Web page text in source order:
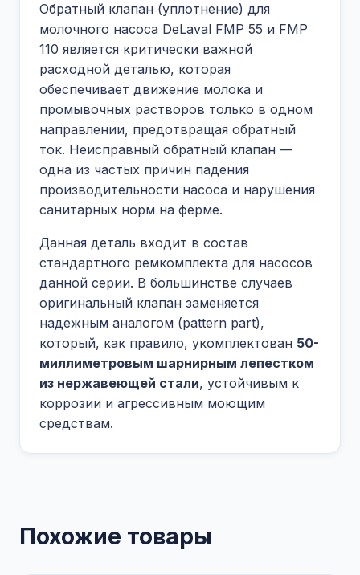
Обратный клапан (уплотнение) для
молочного насоса DeLaval FMP 55 и FMP
110 является критически важной
расходной деталью, которая
обеспечивает движение молока и
промывочных растворов только в одном
направлении, предотвращая обратный
ток. Неисправный обратный клапан —
одна из частых причин падения
производительности насоса и нарушения
санитарных норм на ферме.
Данная деталь входит в состав
стандартного ремкомплекта для насосов
данной серии. В большинстве случаев
оригинальный клапан заменяется
надежным аналогом (pattern part),
который, как правило, укомплектован 50-
миллиметровым шарнирным лепестком
из нержавеющей стали, устойчивым к
коррозии и агрессивным моющим
средствам.
Похожие товары